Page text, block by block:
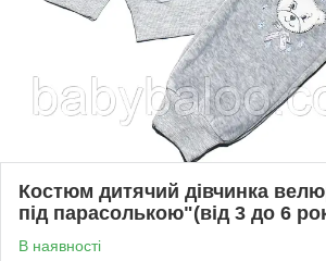
Костюм дитячий дівчинка
під парасолькою"(від 3 до 6
В наявності